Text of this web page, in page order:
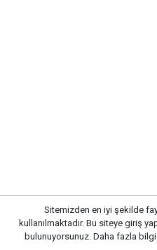
Sitemizden en iyi şekilde
kullanılmaktadır. Bu siteye giriş
bulunuyorsunuz. Daha fazla